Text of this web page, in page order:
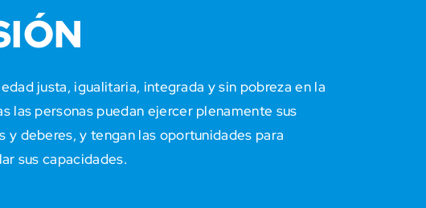
justa, igualitaria, integrada y sin pobreza en la
las personas puedan ejercer plenamente sus
y deberes, y tengan las oportunidades para
sus capacidades.